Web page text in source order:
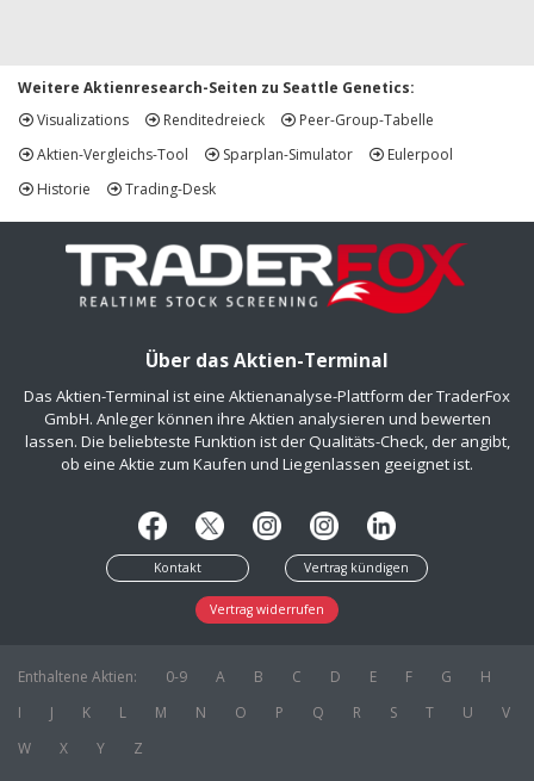
Weitere Aktienresearch-Seiten zu Seattle Genetics:
Visualizations
Renditedreieck
Peer-Group-Tabelle
Aktien-Vergleichs-Tool
Sparplan-Simulator
Eulerpool
Historie
Trading-Desk
Über das Aktien-Terminal
Das Aktien-Terminal ist eine Aktienanalyse-Plattform der TraderFox
GmbH. Anleger können ihre Aktien analysieren und bewerten
lassen. Die beliebteste Funktion ist der Qualitäts-Check, der angibt,
ob eine Aktie zum Kaufen und Liegenlassen geeignet ist.
Kontakt Vertrag kündigen
Vertrag widerrufen
Enthaltene Aktien: 0-9 A B C D E F G
H
I
J K L M N O P Q R S T U
V
W
X Y Z